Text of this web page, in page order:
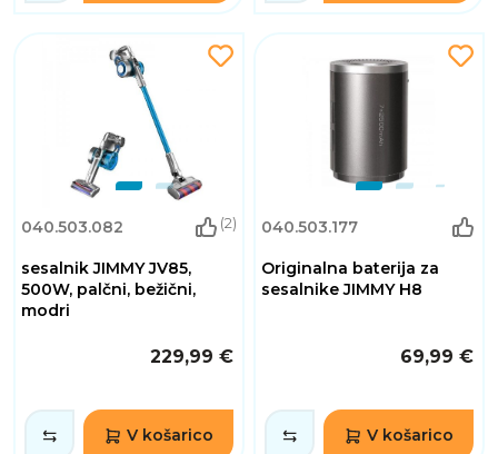
040.503.082 (2)
sesalnik JIMMY JV85,
500W, palčni, bežični,
modri
229,99 €
V košarico
040.503.177
Originalna baterija za
sesalnike JIMMY H8
69,99 €
V košarico